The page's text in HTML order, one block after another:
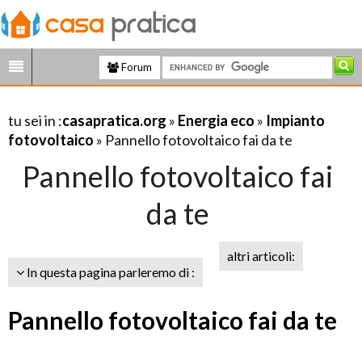
Forum
tu sei in :casapratica.org » Energia eco » Impianto
fotovoltaico » Pannello fotovoltaico fai da te
Pannello fotovoltaico fai
da te
In questa pagina parleremo di :
altri articoli:
Pannello fotovoltaico fai da te